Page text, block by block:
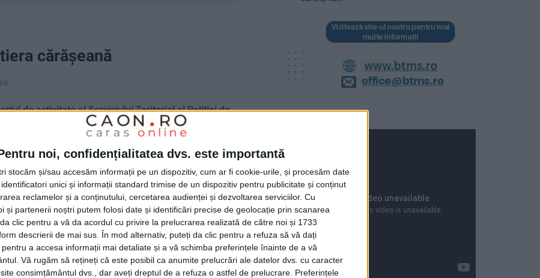
noi, confidențialitatea dvs. este importantă
stocăm și/sau accesăm informații pe un dispozitiv, cum ar fi cookie-urile, și procesăm date
unici și informații standard trimise de un dispozitiv pentru publicitate și conținut
reclamelor și a conținutului, cercetarea audienței și dezvoltarea serviciilor. Cu
și partenerii noștri putem folosi date și identificări precise de geolocație prin scanarea
clic pentru a vă da acordul cu privire la prelucrarea realizată de către noi și 1733
descrierii de mai sus. În mod alternativ, puteți da clic pentru a refuza să vă dați
a accesa informații mai detaliate și a vă schimba preferințele înainte de a vă
Vă rugăm să rețineți că este posibil ca anumite prelucrări ale datelor dvs. cu caracter
consimțământul dvs., dar aveți dreptul de a refuza o astfel de prelucrare. Preferințele
cărășeană
de activitate al Serviciului Teritorial al Poliţiei de